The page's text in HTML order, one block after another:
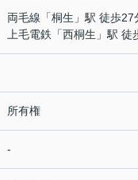
両毛線 「桐生 」駅 徒歩27
上毛電鉄 「西桐生 」駅 徒
所有権
-